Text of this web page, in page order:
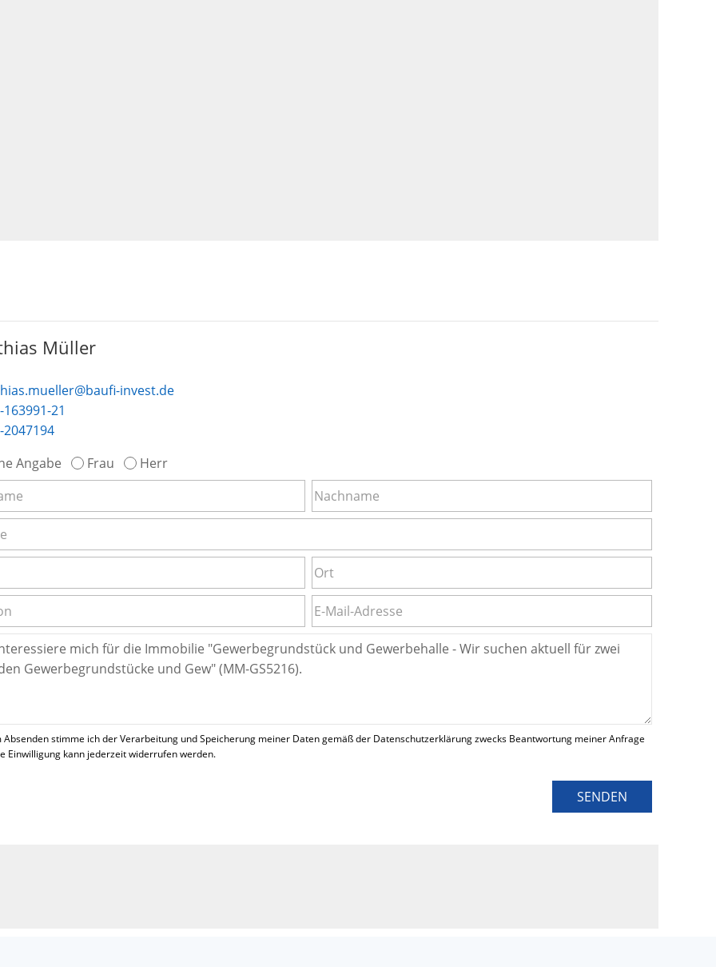
Müller
invest.de
21
2047194
Angabe
Frau Herr
Absenden stimme ich der Verarbeitung und Speicherung meiner Daten gemäß der Datenschutzerklärung zwecks Beantwortung meiner Anfrage
Einwilligung kann jederzeit widerrufen werden.
SENDEN